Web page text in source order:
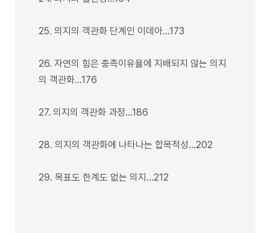
25. 의지의 객관화 단계인 이데아…173
26. 자연의 힘은 충족이유율에 지배되지 않는 의지
의 객관화…176
27. 의지의 객관화 과정…186
28. 의지의 객관화에 나타나는 합목적성…202
29. 목표도 한계도 없는 의지…212